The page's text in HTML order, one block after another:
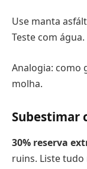
Use manta
Teste com água.
Analogia: como
molha.
Subestimar
30% reserva
ruins. Liste